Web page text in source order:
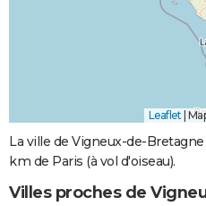
Leaflet
La ville de Vigneux-de-
km de Paris (à vol d'oiseau).
Villes proches de